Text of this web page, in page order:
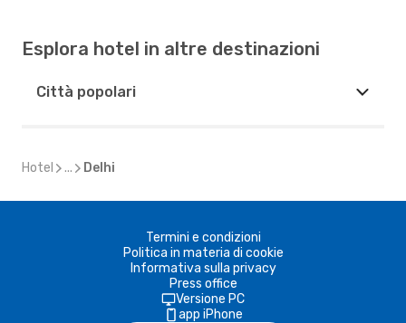
Esplora hotel in altre destinazioni
Città popolari
Hotel ... Delhi
Termini e condizioni
Politica in materia di cookie
Informativa sulla privacy
Press office
Versione PC
app iPhone